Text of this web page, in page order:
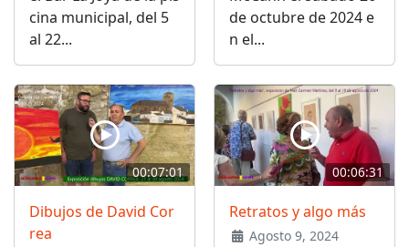
cina municipal, del 5
al 22...
de octubre de 2024 e
n el...
00:07:01
Dibujos de David Cor
rea
00:06:31
Retratos y algo más
Agosto 9, 2024